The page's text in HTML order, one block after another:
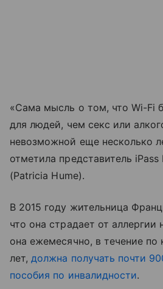
«Сама мысль о том, что Wi-Fi
для людей, чем секс или
невозможной еще несколько
отметила представитель
(Patricia Hume).
В 2015 году жительница
что она страдает от аллергии
она ежемесячно, в течение по
лет,должна получать почти
пособия по инвалидности.